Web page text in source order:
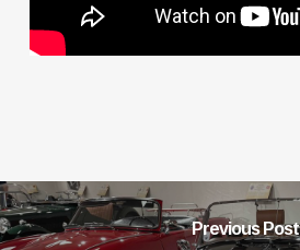
Previous Post